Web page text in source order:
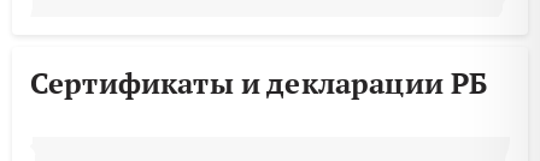
Сертификаты и декларации РБ